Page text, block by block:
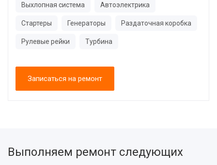
Выхлопная система Автоэлектрика
Стартеры Генераторы Раздаточная коробка
Рулевые рейки Турбина
Записаться на ремонт
Выполняем ремонт следующих